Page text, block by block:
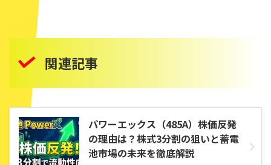
関連記事
パワーエックス（485A）株価反発
の理由は？株式3分割の狙いと蓄電
池市場の未来を徹底解説